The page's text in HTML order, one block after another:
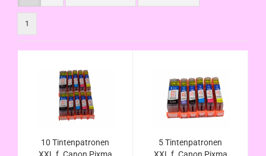
1
10 Tintenpatronen
5 Tintenpatronen